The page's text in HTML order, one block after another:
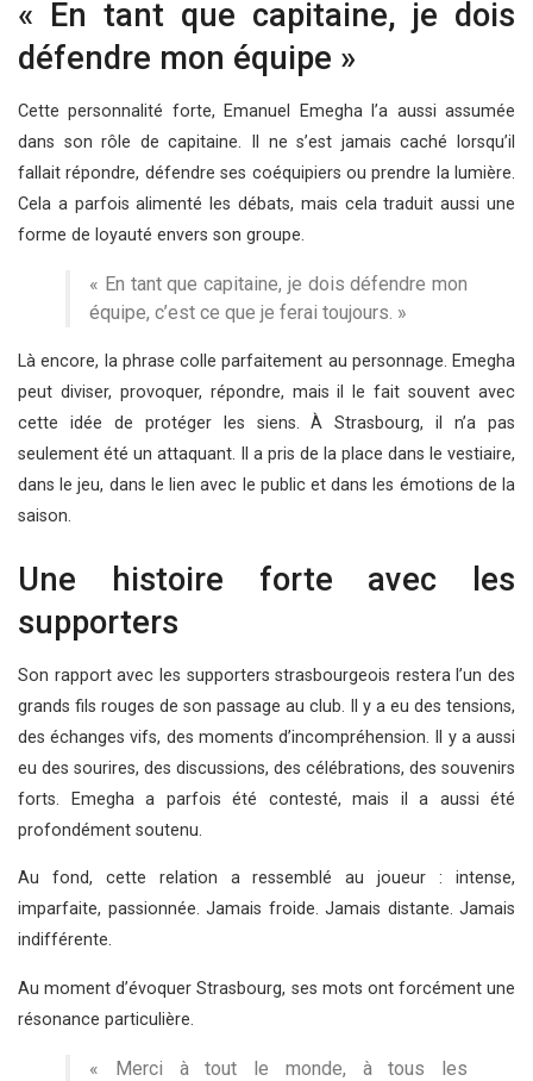
« En tant que capitaine, je dois
défendre mon équipe »
Cette personnalité forte, Emanuel Emegha l’a aussi assumée
dans son rôle de capitaine. Il ne s’est jamais caché lorsqu’il
fallait répondre, défendre ses coéquipiers ou prendre la lumière.
Cela a parfois alimenté les débats, mais cela traduit aussi une
forme de loyauté envers son groupe.
« En tant que capitaine, je dois défendre mon
équipe, c’est ce que je ferai toujours. »
Là encore, la phrase colle parfaitement au personnage. Emegha
peut diviser, provoquer, répondre, mais il le fait souvent avec
cette idée de protéger les siens. À Strasbourg, il n’a pas
seulement été un attaquant. Il a pris de la place dans le vestiaire,
dans le jeu, dans le lien avec le public et dans les émotions de la
saison.
Une histoire forte avec les
supporters
Son rapport avec les supporters strasbourgeois restera l’un des
grands fils rouges de son passage au club. Il y a eu des tensions,
des échanges vifs, des moments d’incompréhension. Il y a aussi
eu des sourires, des discussions, des célébrations, des souvenirs
forts. Emegha a parfois été contesté, mais il a aussi été
profondément soutenu.
Au fond, cette relation a ressemblé au joueur : intense,
imparfaite, passionnée. Jamais froide. Jamais distante. Jamais
indifférente.
Au moment d’évoquer Strasbourg, ses mots ont forcément une
résonance particulière.
« Merci à tout le monde, à tous les